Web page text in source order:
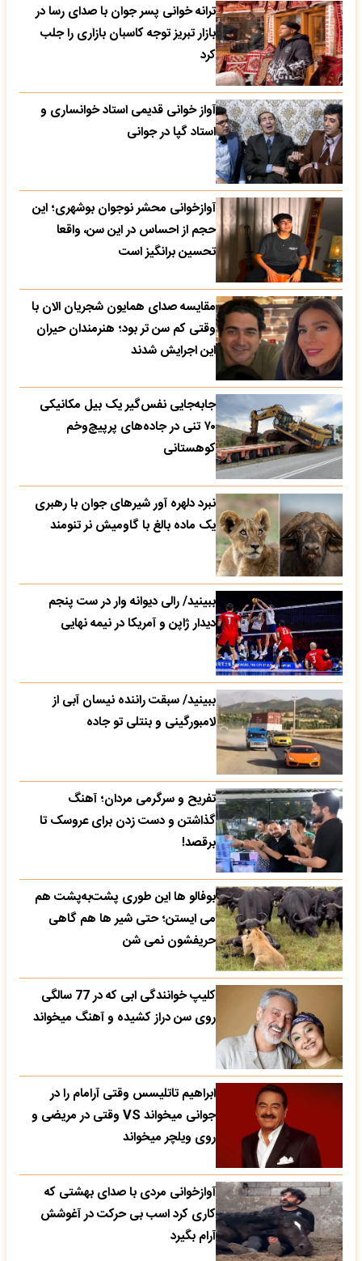
ترانه خوانی پسر جوان با صدای رسا در
بازار تبریز توجه کاسبان بازاری را جلب
کرد
آواز خوانی قدیمی استاد خوانساری و
استاد گپا در جوانی
آوازخوانی محشر نوجوان بوشهری؛ این
حجم از احساس در این سن، واقعا
تحسین‌ برانگیز است
مقایسه صدای همایون شجریان الان با
وقتی کم سن تر بود؛ هنرمندان حیران
این اجرایش شدند
جابه‌جایی نفس‌گیر یک بیل مکانیکی
۷۰ تنی در جاده‌های پرپیچ‌وخم
کوهستانی
نبرد دلهره آور شیرهای جوان با رهبری
یک ماده بالغ با گاومیش نر تنومند
ببینید/ رالی دیوانه وار در ست پنجم
دیدار ژاپن و آمریکا در نیمه نهایی
ببینید/ سبقت راننده نیسان آبی از
لامبورگینی و بنتلی تو جاده
تفریح و سرگرمی مردان؛ آهنگ
گذاشتن و دست زدن برای عروسک تا
برقصد!
بوفالو ها این‌ طوری پشت‌به‌پشت هم
می‌ ایستن؛ حتی شیر ها هم گاهی
حریفشون نمی‌ شن
کلیپ خوانندگی ابی که در 77 سالگی
روی سن دراز کشیده و آهنگ میخواند
ابراهیم تاتلیسس وقتی آرامام را در
جوانی میخواند VS وقتی در مریضی و
روی ویلچر میخواند
آوازخوانی مردی با صدای بهشتی که
کاری کرد اسب بی حرکت در آغوشش
آرام بگیرد